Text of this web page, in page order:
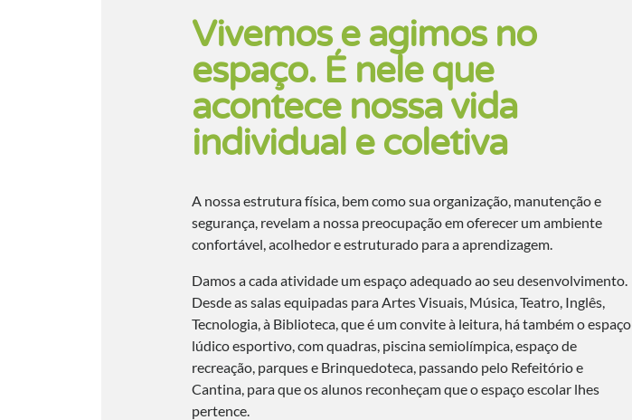
Vivemos e agimos no
espaço. É nele que
acontece nossa vida
individual e coletiva
A nossa estrutura física, bem como sua organização, manutenção e
segurança, revelam a nossa preocupação em oferecer um ambiente
confortável, acolhedor e estruturado para a aprendizagem.
Damos a cada atividade um espaço adequado ao seu desenvolvimento.
Desde as salas equipadas para Artes Visuais, Música, Teatro, Inglês,
Tecnologia, à Biblioteca, que é um convite à leitura, há também o espaço
lúdico esportivo, com quadras, piscina semiolímpica, espaço de
recreação, parques e Brinquedoteca, passando pelo Refeitório e
Cantina, para que os alunos reconheçam que o espaço escolar lhes
pertence.